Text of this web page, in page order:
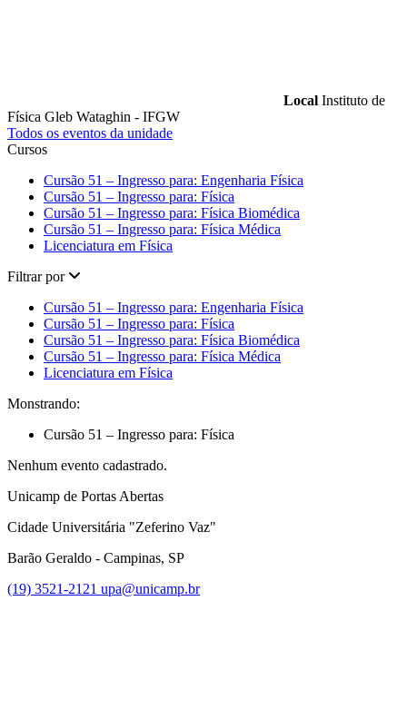
Local Instituto de
Física Gleb Wataghin - IFGW
Todos os eventos da unidade
Cursos
Cursão 51 – Ingresso para: Engenharia Física
Cursão 51 – Ingresso para: Física
Cursão 51 – Ingresso para: Física Biomédica
Cursão 51 – Ingresso para: Física Médica
Licenciatura em Física
Filtrar por
Cursão 51 – Ingresso para: Engenharia Física
Cursão 51 – Ingresso para: Física
Cursão 51 – Ingresso para: Física Biomédica
Cursão 51 – Ingresso para: Física Médica
Licenciatura em Física
Monstrando:
Cursão 51 – Ingresso para: Física
Nenhum evento cadastrado.
Unicamp de Portas Abertas
Cidade Universitária "Zeferino Vaz"
Barão Geraldo - Campinas, SP
(19) 3521-2121 upa@unicamp.br